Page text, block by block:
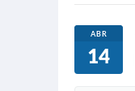
ABR
14